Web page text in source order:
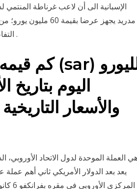
الإسبانية الى أن لاعب غرناطة المنتمي
مدريد يجهز عرضا
التفاصيل الثلاثاء 2018/3/20 06:05 م بتوقيت أبوظبي أليسون بيكر .
يعد بعد الدولار الأمريكي ثاني أهم